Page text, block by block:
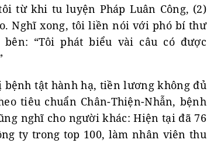
từ khi tu luyện Pháp Luân Công, (2)
Nghĩ xong, tôi liền nói với phó bí thư
“Tôi phát biểu vài câu có được
tật hành hạ, tiền lương không đủ
tiêu chuẩn Chân-Thiện-Nhẫn, bệnh
nghĩ cho người khác: Hiện tại đã 76
ty trong top 100, làm nhân viên thu